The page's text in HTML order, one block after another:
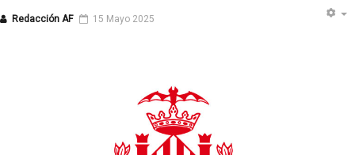
Redacción AF 15 Mayo 2025